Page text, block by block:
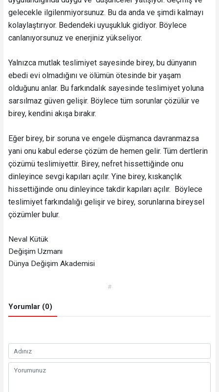
gelecekle ilgilenmiyorsunuz. Bu da anda ve şimdi kalmayı
kolaylaştırıyor. Bedendeki uyuşukluk gidiyor. Böylece
canlanıyorsunuz ve enerjiniz yükseliyor.
Yalnızca mutlak teslimiyet sayesinde birey, bu dünyanın
ebedi evi olmadığını ve ölümün ötesinde bir yaşam
olduğunu anlar. Bu farkındalık sayesinde teslimiyet yoluna
sarsılmaz güven gelişir. Böylece tüm sorunlar çözülür ve
birey, kendini akışa bırakır.
Eğer birey, bir soruna ve engele düşmanca davranmazsa
yani onu kabul ederse çözüm de hemen gelir. Tüm dertlerin
çözümü teslimiyettir. Birey, nefret hissettiğinde onu
dinleyince sevgi kapıları açılır. Yine birey, kıskançlık
hissettiğinde onu dinleyince takdir kapıları açılır. Böylece
teslimiyet farkındalığı gelişir ve birey, sorunlarına bireysel
çözümler bulur.
Neval Kütük
Değişim Uzmanı
Dünya Değişim Akademisi
#
Yorumlar (0)